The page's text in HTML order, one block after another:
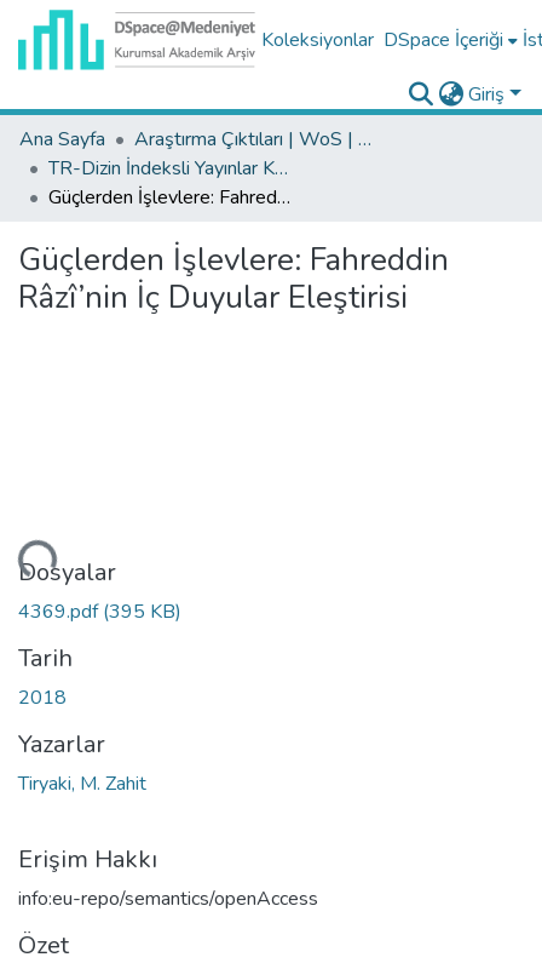
Koleksiyonlar DSpace İçeriği
Giriş
Ana Sayfa
Araştırma Çıktıları | WoS | Scopus | TR-Dizin | PubMed
TR-Dizin İndeksli Yayınlar Koleksiyonu
Güçlerden İşlevlere: Fahreddin Râzî’nin İç Duyular Eleştirisi
Güçlerden İşlevlere: Fahreddin
Râzî’nin İç Duyular Eleştirisi
Dosyalar
4369.pdf(395 KB)
Tarih
2018
Yazarlar
Tiryaki, M. Zahit
Erişim Hakkı
info:eu-repo/semantics/openAccess
Özet